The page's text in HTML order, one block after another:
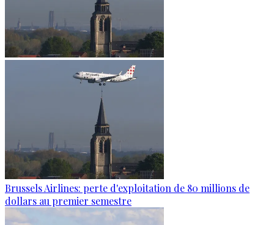
Brussels Airlines: perte d'exploitation de 80 millions de
dollars au premier semestre